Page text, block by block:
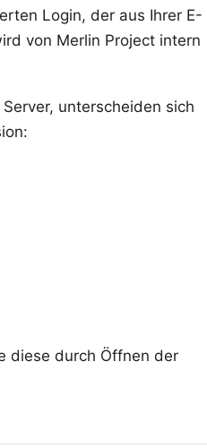
Login, der aus Ihrer E-
von Merlin Project intern
unterscheiden sich
diese durch Öffnen der